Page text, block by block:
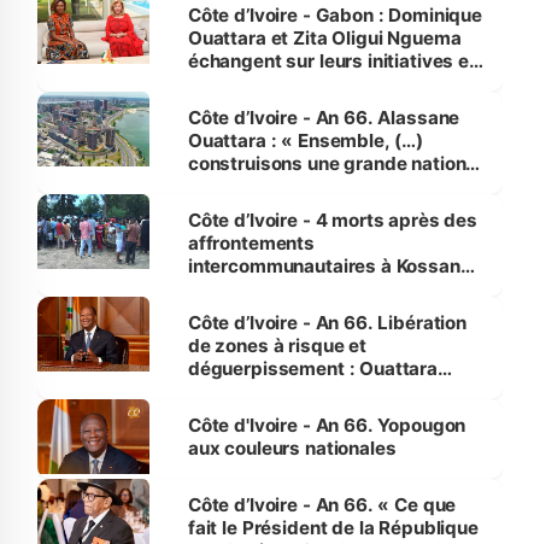
Côte d’Ivoire - Gabon : Dominique
Ouattara et Zita Oligui Nguema
échangent sur leurs initiatives en
enfants
Côte d’Ivoire - An 66. Alassane
Ouattara : « Ensemble, (…)
construisons une grande nation
générations futures »
Côte d’Ivoire - 4 morts après des
affrontements
intercommunautaires à Kossandji
milieu des sinistrés
Côte d’Ivoire - An 66. Libération
de zones à risque et
déguerpissement : Ouattara
l'Etat de droit pour préserver les
vies humaines »
Côte d'Ivoire - An 66. Yopougon
aux couleurs nationales
Côte d’Ivoire - An 66. « Ce que
fait le Président de la République